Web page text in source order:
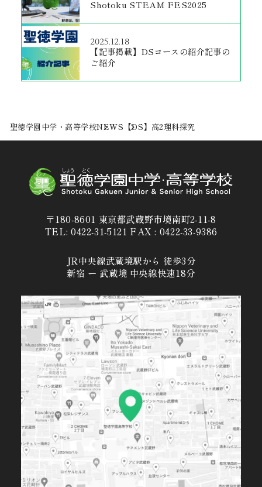
Shotoku STEAM FES2025
2025.12.18
【記事掲載】DSコースの紹介記事の
ご紹介
聖徳学園中学・高等学校NEWS 【DS】高2理科探究
〒180-8601 東京都武蔵野市境南町2-11-8
TEL: 0422-31-5121 FAX : 0422-33-9386
JR中央線武蔵境駅から 徒歩3分
新宿 ー 武蔵境 中央線快速18分